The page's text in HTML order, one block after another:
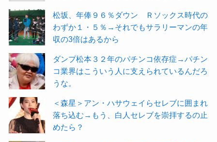
松坂、年俸９６％ダウン Ｒソックス時代の
わずか１・５％→それでもサラリーマンの年
収の3倍はあるから
ダンプ松本３２年のパチンコ依存症→パチン
コ業界はこういう人に支えられているんだろ
うな。
＜森星＞アン・ハサウェイらセレブに囲まれ
落ち込む→もう、白人セレブを崇拝するの止
めたら？